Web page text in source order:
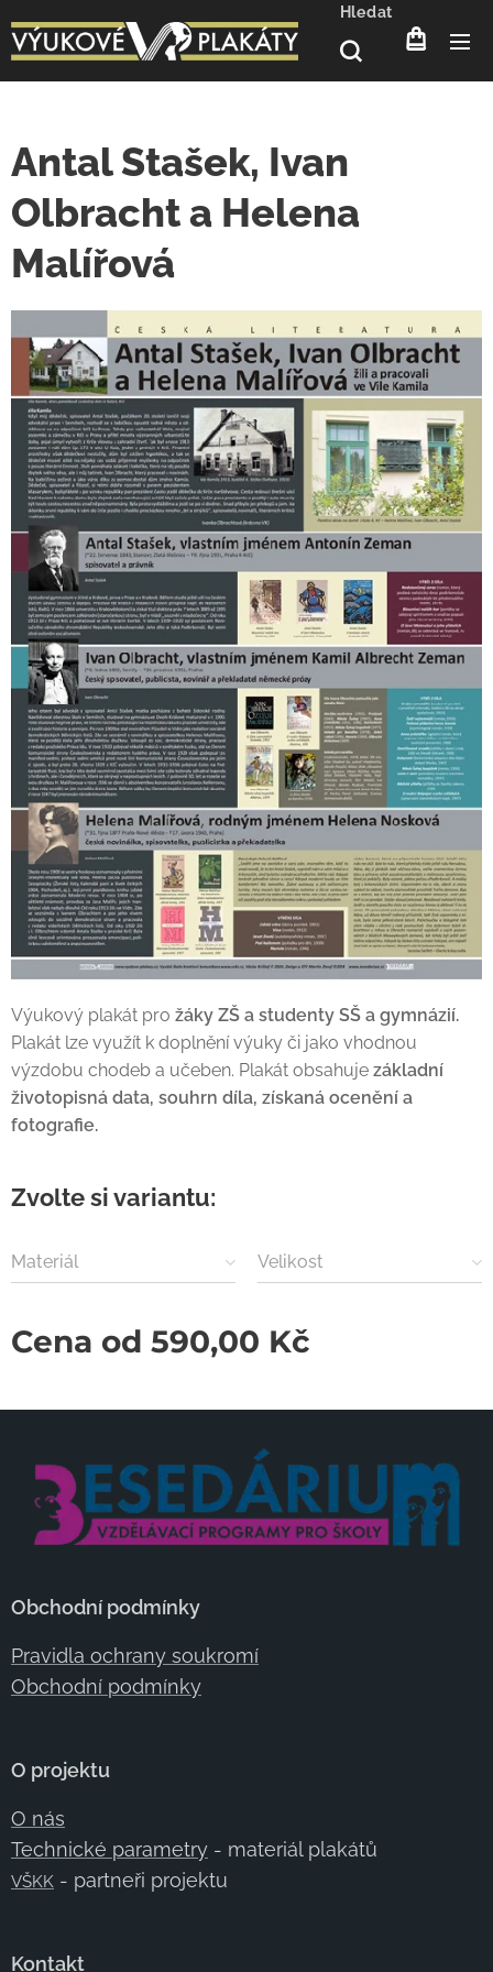
Hledat
Antal Stašek, Ivan
Olbracht a Helena
Malířová
Výukový plakát pro žáky ZŠ a studenty SŠ a gymnázií.
Plakát lze využít k doplnění výuky či jako vhodnou
výzdobu chodeb a učeben. Plakát obsahuje základní
životopisná data, souhrn díla, získaná ocenění a
fotografie.
Zvolte si variantu:
Materiál Velikost
Cena od 590,00 Kč
Obchodní podmínky
Pravidla ochrany soukromí
Obchodní podmínky
O projektu
O nás
Technické parametry - materiál plakátů
VŠKK - partneři projektu
Kontakt